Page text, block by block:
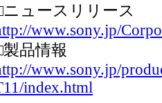
ュースリリース
www.sony.jp/
品情報
www.sony.jp/
index.html